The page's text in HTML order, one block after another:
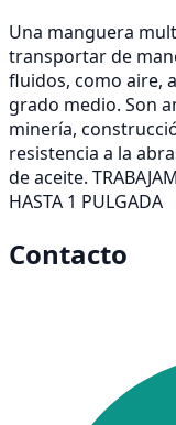
Una manguera
transportar de
fluidos, como aire,
grado medio. Son
minería,
resistencia a la
de aceite.
HASTA 1 PULGADA
Contacto